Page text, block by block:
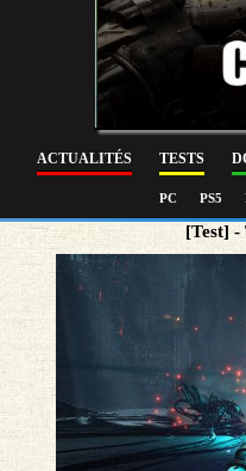
ACTUALITÉS TESTS
PC PS5
[Test] -